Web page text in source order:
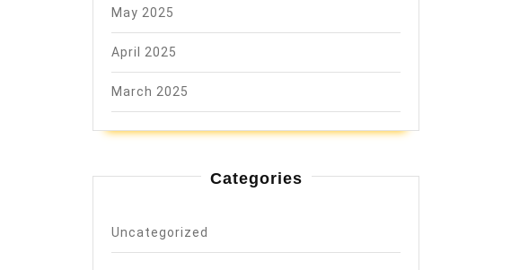
May 2025
April 2025
March 2025
Categories
Uncategorized